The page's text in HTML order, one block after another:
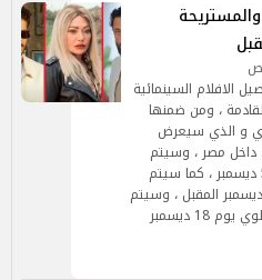
والمستريحة
الافلام السينمائية
، ومن ضمنها
النبوي و الذي سيعرض
المقبل داخل مصر ، وسيتم
عرضه في جميع الدول العربية يوم 5 ديسمبر ، كما سيتم
عرض فيلم الهنا اللي أنا فيه يوم 18ديسمبر المقبل ، وسيتم
عرض فيلم المستريحة للفنانة ليلي علوي يوم 18 ديسمبر